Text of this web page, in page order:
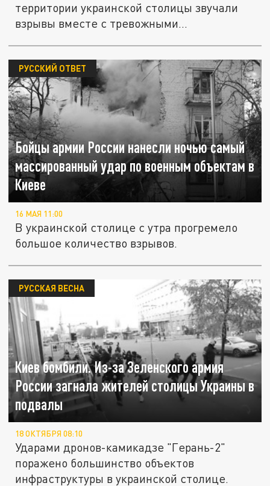
территории украинской столицы звучали
взрывы вместе с тревожными...
Бойцы армии России нанесли ночью самый
массированный удар по военным объектам в
Киеве
РУССКИЙ ОТВЕТ
16 МАЯ 11:00
В украинской столице с утра прогремело
большое количество взрывов.
Киев бомбили. Из-за Зеленского армия
России загнала жителей столицы Украины в
подвалы
РУССКАЯ ВЕСНА
18 ОКТЯБРЯ 08:10
Ударами дронов-камикадзе "Герань-2"
поражено большинство объектов
инфраструктуры в украинской столице.